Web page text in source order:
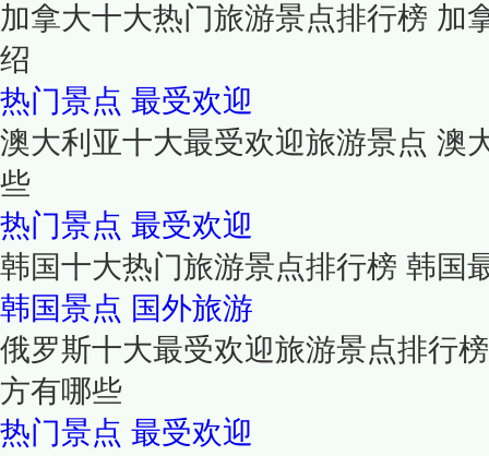
加拿大十大热门旅游景点排行榜 加
绍
热门景点 最受欢迎
澳大利亚十大最受欢迎旅游景点 澳
些
热门景点 最受欢迎
韩国十大热门旅游景点排行榜 韩国
韩国景点 国外旅游
俄罗斯十大最受欢迎旅游景点排行
方有哪些
热门景点 最受欢迎